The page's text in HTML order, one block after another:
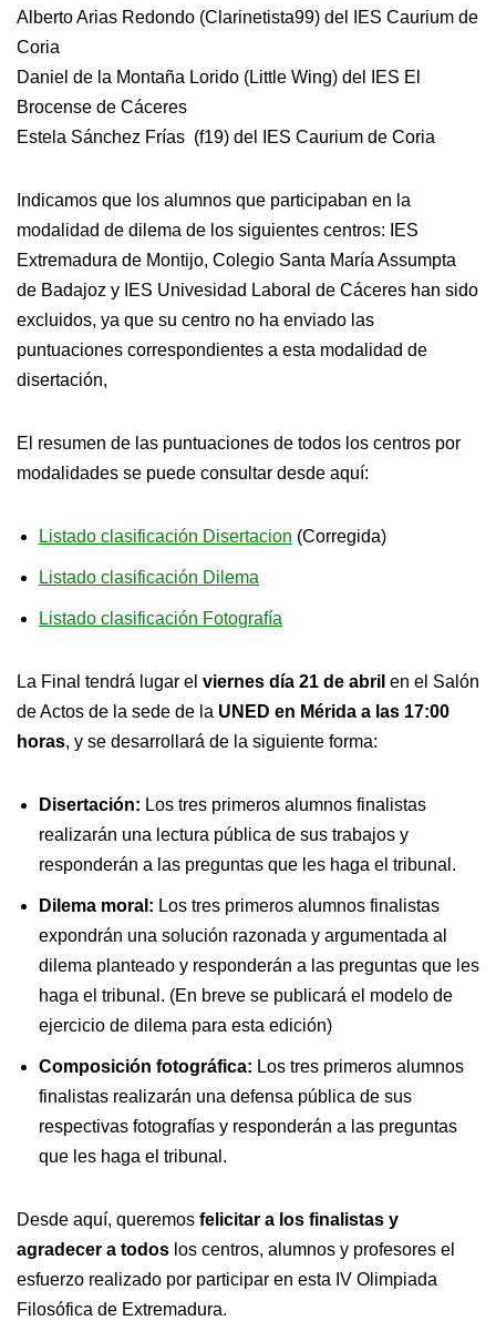
Alberto Arias Redondo (Clarinetista99) del IES Caurium de
Coria
Daniel de la Montaña Lorido (Little Wing) del IES El
Brocense de Cáceres
Estela Sánchez Frías (f19) del IES Caurium de Coria
Indicamos que los alumnos que participaban en la
modalidad de dilema de los siguientes centros: IES
Extremadura de Montijo, Colegio Santa María Assumpta
de Badajoz y IES Univesidad Laboral de Cáceres han sido
excluidos, ya que su centro no ha enviado las
puntuaciones correspondientes a esta modalidad de
disertación,
El resumen de las puntuaciones de todos los centros por
modalidades se puede consultar desde aquí:
Listado clasificación Disertacion (Corregida)
Listado clasificación Dilema
Listado clasificación Fotografía
La Final tendrá lugar el viernes día 21 de abril en el Salón
de Actos de la sede de la UNED en Mérida a las 17:00
horas, y se desarrollará de la siguiente forma:
Disertación: Los tres primeros alumnos finalistas
realizarán una lectura pública de sus trabajos y
responderán a las preguntas que les haga el tribunal.
Dilema moral: Los tres primeros alumnos finalistas
expondrán una solución razonada y argumentada al
dilema planteado y responderán a las preguntas que les
haga el tribunal. (En breve se publicará el modelo de
ejercicio de dilema para esta edición)
Composición fotográfica: Los tres primeros alumnos
finalistas realizarán una defensa pública de sus
respectivas fotografías y responderán a las preguntas
que les haga el tribunal.
Desde aquí, queremos felicitar a los finalistas y
agradecer a todos los centros, alumnos y profesores el
esfuerzo realizado por participar en esta IV Olimpiada
Filosófica de Extremadura.